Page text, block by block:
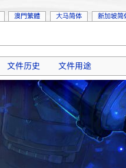
文件历史 文件用途
澳門繁體 大马简体 新加坡简